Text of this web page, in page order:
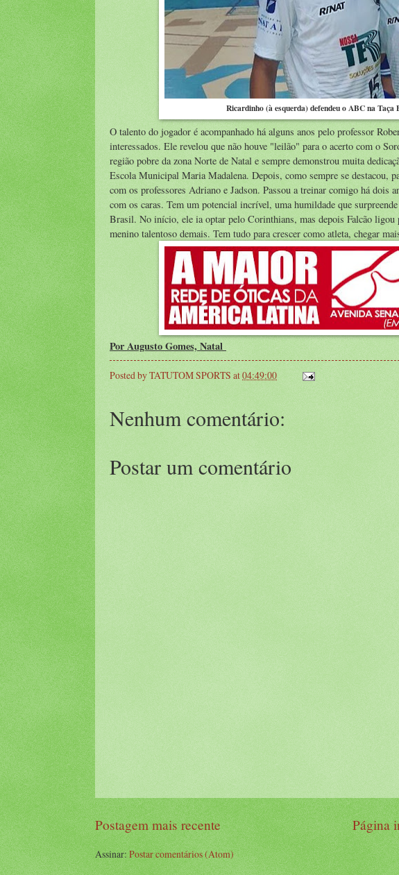
Ricardinho (à esquerda) defendeu o ABC na
O talento do jogador é acompanhado há alguns anos pelo professor
interessados. Ele revelou que não houve "leilão" para o acerto com o
região pobre da zona Norte de Natal e sempre demonstrou muita
Escola Municipal Maria Madalena. Depois, como sempre se destacou,
com os professores Adriano e Jadson. Passou a treinar comigo há dois
com os caras. Tem um potencial incrível, uma humildade que
Brasil. No início, ele ia optar pelo Corinthians, mas depois Falcão ligou
menino talentoso demais. Tem tudo para crescer como atleta, chegar
Por Augusto Gomes, Natal
Posted byTATUTOM SPORTS at04:49:00
Nenhum comentário:
Postar um comentário
Postagem mais recente Página
Assinar:Postar comentários (Atom)